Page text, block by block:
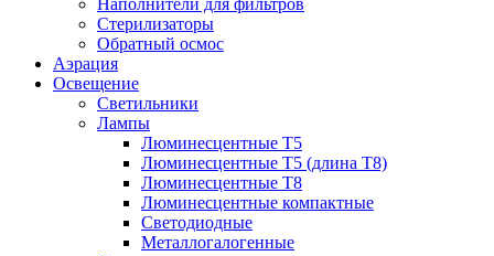
Наполнители для фильтров
Стерилизаторы
Обратный осмос
Аэрация
Освещение
Светильники
Лампы
Люминесцентные T5
Люминесцентные T5 (длина T8)
Люминесцентные T8
Люминесцентные компактные
Светодиодные
Металлогалогенные